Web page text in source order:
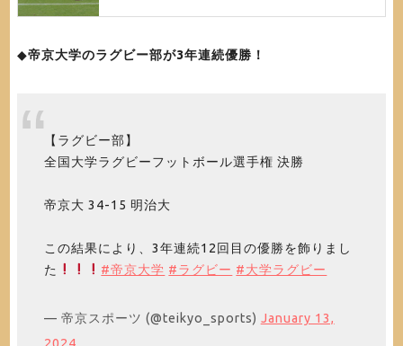
◆帝京大学のラグビー部が3年連続優勝！
【ラグビー部】
全国大学ラグビーフットボール選手権 決勝
帝京大 34-15 明治大
この結果により、3年連続12回目の優勝を飾りまし
た
#帝京大学 #ラグビー #大学ラグビー
— 帝京スポーツ (@teikyo_sports) January 13,